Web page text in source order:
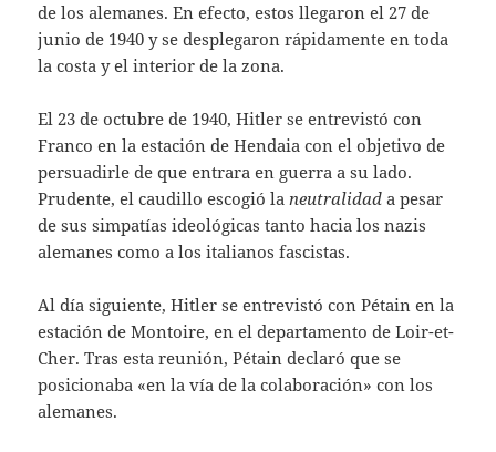
de los alemanes. En efecto, estos llegaron el 27 de
junio de 1940 y se desplegaron rápidamente en toda
la costa y el interior de la zona.
El 23 de octubre de 1940, Hitler se entrevistó con
Franco en la estación de Hendaia con el objetivo de
persuadirle de que entrara en guerra a su lado.
Prudente, el caudillo escogió laneutralidad a pesar
de sus simpatías ideológicas tanto hacia los nazis
alemanes como a los italianos fascistas.
Al día siguiente, Hitler se entrevistó con Pétain en la
estación de Montoire, en el departamento de Loir-et-
Cher. Tras esta reunión, Pétain declaró que se
posicionaba «en la vía de la colaboración» con los
alemanes.